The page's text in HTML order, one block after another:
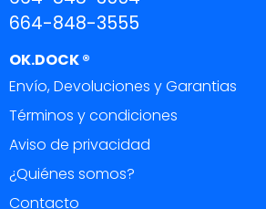
664-848-3555
OK.DOCK ®
Envío, Devoluciones y Garantias
Términos y condiciones
Aviso de privacidad
¿Quiénes somos?
Contacto